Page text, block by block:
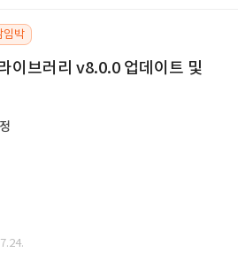
임박
이브러리 v8.0.0 업데이트 및